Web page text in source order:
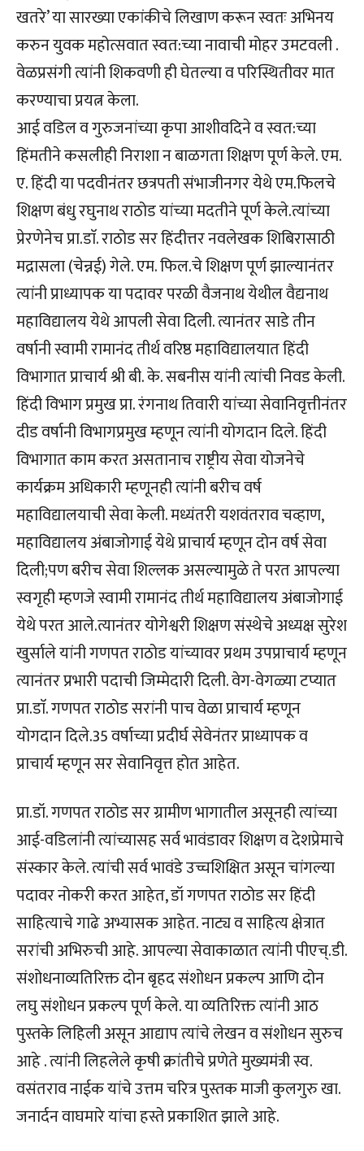
खतरे’ या सारख्या एकांकीचे लिखाण करून स्वतः अभिनय
करुन युवक महोत्सवात स्वत:च्या नावाची मोहर उमटवली .
वेळप्रसंगी त्यांनी शिकवणी ही घेतल्या व परिस्थितीवर मात
करण्याचा प्रयत्न केला.
आई वडिल व गुरुजनांच्या कृपा आशीवदिने व स्वत:च्या
हिंमतीने कसलीही निराशा न बाळगता शिक्षण पूर्ण केले. एम.
ए. हिंदी या पदवीनंतर छत्रपती संभाजीनगर येथे एम.फिलचे
शिक्षण बंधु रघुनाथ राठोड यांच्या मदतीने पूर्ण केले.त्यांच्या
प्रेरणेनेच प्रा.डाॅ. राठोड सर हिंदीत्तर नवलेखक शिबिरासाठी
मद्रासला (चेन्नई) गेले. एम. फिल.चे शिक्षण पूर्ण झाल्यानंतर
त्यांनी प्राध्यापक या पदावर परळी वैजनाथ येथील वैद्यनाथ
महाविद्यालय येथे आपली सेवा दिली. त्यानंतर साडे तीन
वर्षानी स्वामी रामानंद तीर्थ वरिष्ठ महाविद्यालयात हिंदी
विभागात प्राचार्य श्री बी. के. सबनीस यांनी त्यांची निवड केली.
हिंदी विभाग प्रमुख प्रा. रंगनाथ तिवारी यांच्या सेवानिवृत्तीनंतर
दीड वर्षानी विभागप्रमुख म्हणून त्यांनी योगदान दिले. हिंदी
विभागात काम करत असतानाच राष्ट्रीय सेवा योजनेचे
कार्यक्रम अधिकारी म्हणूनही त्यांनी बरीच वर्ष
महाविद्यालयाची सेवा केली. मध्यंतरी यशवंतराव चव्हाण,
महाविद्यालय अंबाजोगाई येथे प्राचार्य म्हणून दोन वर्ष सेवा
दिली;पण बरीच सेवा शिल्लक असल्यामुळे ते परत आपल्या
स्वगृही म्हणजे स्वामी रामानंद तीर्थ महाविद्यालय अंबाजोगाई
येथे परत आले.त्यानंतर योगेश्वरी शिक्षण संस्थेचे अध्यक्ष सुरेश
खुर्साले यांनी गणपत राठोड यांच्यावर प्रथम उपप्राचार्य म्हणून
त्यानंतर प्रभारी पदाची जिम्मेदारी दिली. वेग-वेगळ्या टप्यात
प्रा.डाॅ. गणपत राठोड सरांनी पाच वेळा प्राचार्य म्हणून
योगदान दिले.35 वर्षाच्या प्रदीर्घ सेवेनंतर प्राध्यापक व
प्राचार्य म्हणून सर सेवानिवृत्त होत आहेत.
प्रा.डॉ. गणपत राठोड सर ग्रामीण भागातील असूनही त्यांच्या
आई-वडिलांनी त्यांच्यासह सर्व भावंडावर शिक्षण व देशप्रेमाचे
संस्कार केले. त्यांची सर्व भावंडे उच्चशिक्षित असून चांगल्या
पदावर नोकरी करत आहेत, डॉ गणपत राठोड सर हिंदी
साहित्याचे गाढे अभ्यासक आहेत. नाट्य व साहित्य क्षेत्रात
सरांची अभिरुची आहे. आपल्या सेवाकाळात त्यांनी पीएच्.डी.
संशोधनाव्यतिरिक्त दोन बृहद संशोधन प्रकल्प आणि दोन
लघु संशोधन प्रकल्प पूर्ण केले. या व्यतिरिक्त त्यांनी आठ
पुस्तके लिहिली असून आद्याप त्यांचे लेखन व संशोधन सुरुच
आहे . त्यांनी लिहलेले कृषी क्रांतीचे प्रणेते मुख्यमंत्री स्व.
वसंतराव नाईक यांचे उत्तम चरित्र पुस्तक माजी कुलगुरु खा.
जनार्दन वाघमारे यांचा हस्ते प्रकाशित झाले आहे.